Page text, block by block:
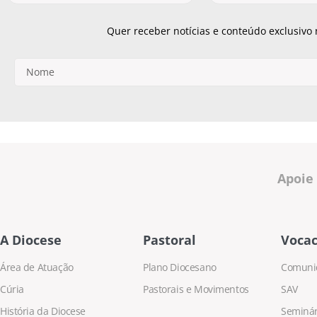
Quer receber notícias e conteúdo exclusivo
A Diocese
Área de Atuação
Cúria
História da Diocese
Pastoral
Plano Diocesano
Pastorais e Movimentos
SAV